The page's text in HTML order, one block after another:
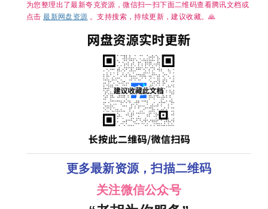
为您整理出了最新夸克资源，微信扫一扫下面二维码查看腾讯文档或
点击最新网盘资源 。支持搜索，持续更新，建议收藏。🙏
更多最新资源，扫描二维码
关注微信公众号